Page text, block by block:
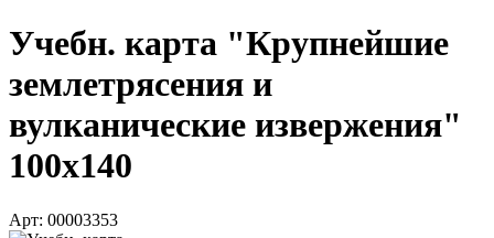
Учебн. карта "Крупнейшие
землетрясения и
вулканические извержения"
100х140
Арт: 00003353